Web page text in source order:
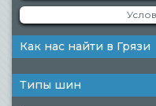
Как нас найти в Грязи
Типы шин